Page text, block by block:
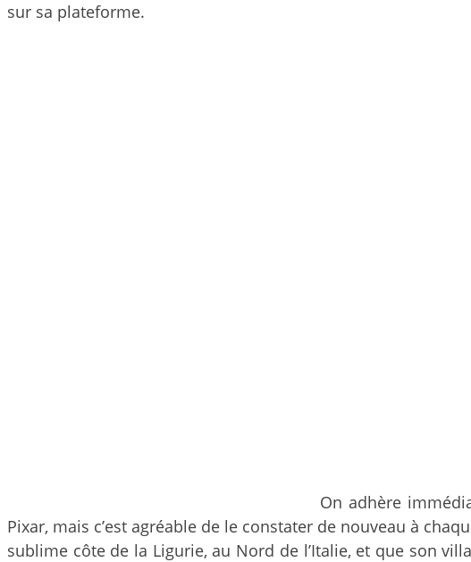
sur sa plateforme.
On adhère
Pixar, mais c’est agréable de le constater de nouveau à
sublime côte de la Ligurie, au Nord de l’Italie, et que son